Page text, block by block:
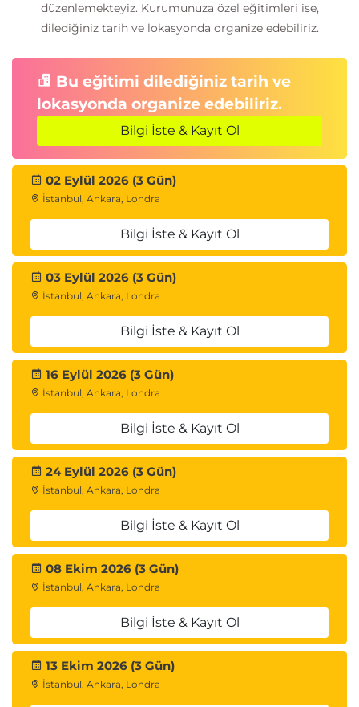
düzenlemekteyiz. Kurumunuza özel eğitimleri ise,
dilediğiniz tarih ve lokasyonda organize edebiliriz.
Bu eğitimi dilediğiniz tarih ve
lokasyonda organize edebiliriz.
Bilgi İste & Kayıt Ol
02 Eylül 2026 (3 Gün)
İstanbul, Ankara, Londra
Bilgi İste & Kayıt Ol
03 Eylül 2026 (3 Gün)
İstanbul, Ankara, Londra
Bilgi İste & Kayıt Ol
16 Eylül 2026 (3 Gün)
İstanbul, Ankara, Londra
Bilgi İste & Kayıt Ol
24 Eylül 2026 (3 Gün)
İstanbul, Ankara, Londra
Bilgi İste & Kayıt Ol
08 Ekim 2026 (3 Gün)
İstanbul, Ankara, Londra
Bilgi İste & Kayıt Ol
13 Ekim 2026 (3 Gün)
İstanbul, Ankara, Londra